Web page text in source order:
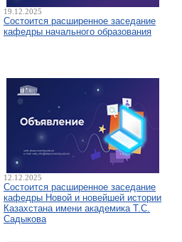
19.12.2025
Состоится расширенное заседание
кафедры начального образования
12.12.2025
Состоится расширенное заседание
кафедры Новой и новейшей истории
Казахстана имени академика Т.С.
Садыкова